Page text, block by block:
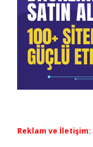
Reklam ve İletişim: